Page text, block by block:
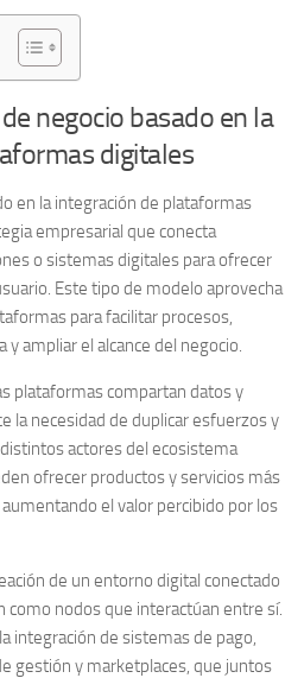
negocio basado en la
digitales
en la integración de plataformas
empresarial que conecta
o sistemas digitales para ofrecer
Este tipo de modelo aprovecha
para facilitar procesos,
ampliar el alcance del negocio.
plataformas compartan datos y
la necesidad de duplicar esfuerzos y
actores del ecosistema
ofrecer productos y servicios más
el valor percibido por los
de un entorno digital conectado
como nodos que interactúan entre sí.
integración de sistemas de pago,
gestión y marketplaces, que juntos